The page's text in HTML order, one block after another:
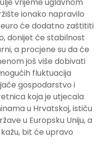
ionako napravilo
će dodatno zaštititi
donijet će stabilnost
a procjene su da će
još više dobivati
fluktuacija
gospodarstvo i
koja je utjecala
u Hrvatskoj, ističu
u Europsku Uniju, a
bit će upravo